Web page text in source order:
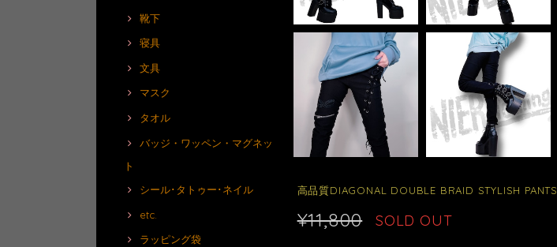
靴下
寝具
文具
マスク
タオル
バッジ・ワッペン・マグネッ
ト
シール･タトゥー･ネイル
etc.
ラッピング袋
高品質DIAGONAL DOUBLE BRAID STYLISH PANTS
¥11,800 SOLD OUT